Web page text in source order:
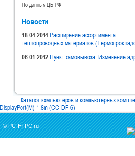
По данным ЦБ РФ
Новости
18.04.2014Расширение ассортимента
теплопроводных материалов
06.01.2012Пункт самовывоза. Изменение
Каталог компьютеров и компьютерных
DisplayPort(M) 1.8m (CC-DP-6)
© PC-HTPC.ru